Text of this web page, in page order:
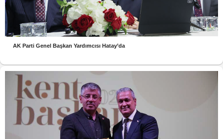
AK Parti Genel Başkan Yardımcısı Hatay’da